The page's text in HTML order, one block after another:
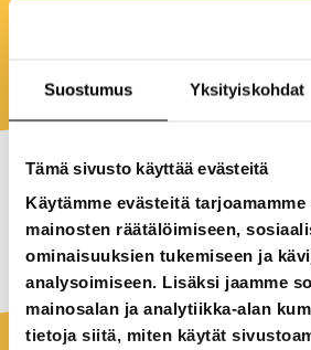
Suostumus Yksityiskohdat
Tämä sivusto käyttää evästeitä
Käytämme evästeitä
mainosten räätälöimiseen,
ominaisuuksien tukemiseen ja
analysoimiseen. Lisäksi jaamme
mainosalan ja analytiikka-alan
tietoja siitä, miten käytät
Mitä tarvitset
Älypuhelin